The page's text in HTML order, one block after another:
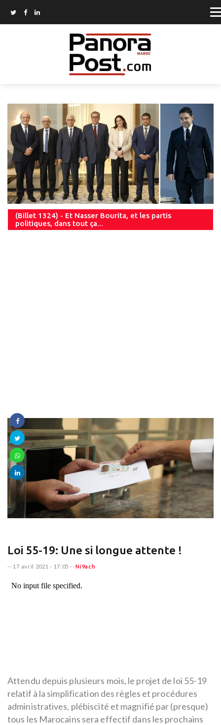
(Billet 1324) - Et Nasser Bourita, et les partis
politiques, dans tout ça...
Loi 55-19: Une si longue attente !
-- 17 avril 2021 - 17:05 --Ni9ach
Attendu depuis plusieurs mois, le projet de loi 55-19
relatif à la simplification des règles et procédures
administratives, plébiscité et magnifié par (presque)
tous les Marocains sera effectif dans les prochains